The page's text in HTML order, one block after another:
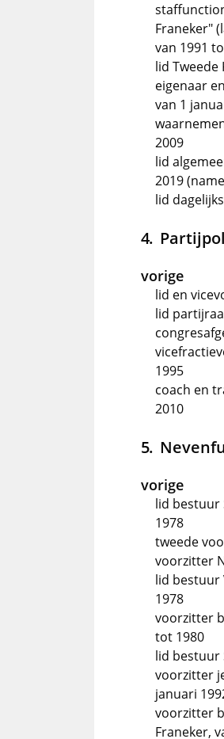
Franeker"
van 1991
lid Tweede
eigenaar
van 1
2009
lid
2019
lid
vorige
lid en
lid
1995
coach en
2010
vorige
lid bestuur
1978
tweede
voorzitter
lid bestuur
1978
voorzitter
tot 1980
lid bestuur
voorzitter
januari
voorzitter
Franeker,